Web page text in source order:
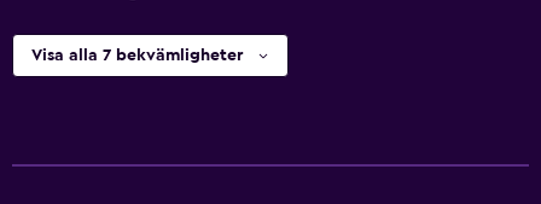
Visa alla 7 bekvämligheter